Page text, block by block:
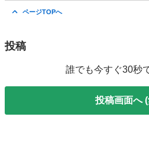
ページTOPへ
投稿
誰でも今すぐ30秒
投稿画面へ